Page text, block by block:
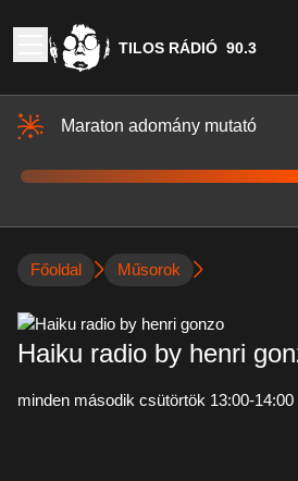
TILOS RÁDIÓ 90.3
Maraton adomány mutató
Főoldal Műsorok
Haiku radio by henri
minden második csütörtök 13:00-14:00